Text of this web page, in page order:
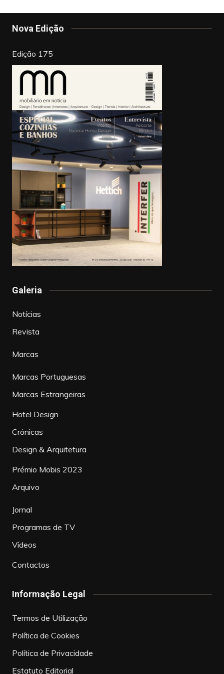
o
o
k
n
Nova Edição
Edição 175
Galeria
Notícias
Revista
Marcas
Marcas Portuguesas
Marcas Estrangeiras
Hotel Design
Crónicas
Design & Arquitetura
Prémio Mobis 2023
Arquivo
Jornal
Programas de TV
Vídeos
Contactos
Informação Legal
Termos de Utilização
Política de Cookies
Política de Privacidade
Estatuto Editorial